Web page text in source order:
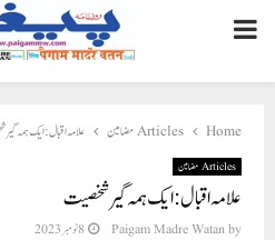
PRIMARY
MENU
Home Articles مضامین علامہ اقبال : ایک ہمہ
Articles مضامین
علامہ اقبال : ایک ہمہ گیر شخصیت
by
Paigam Madre Watan 8 نومبر 2023